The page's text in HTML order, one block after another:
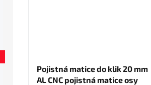
Pojistná matice do klik 20 mm
AL CNC pojistná matice osy